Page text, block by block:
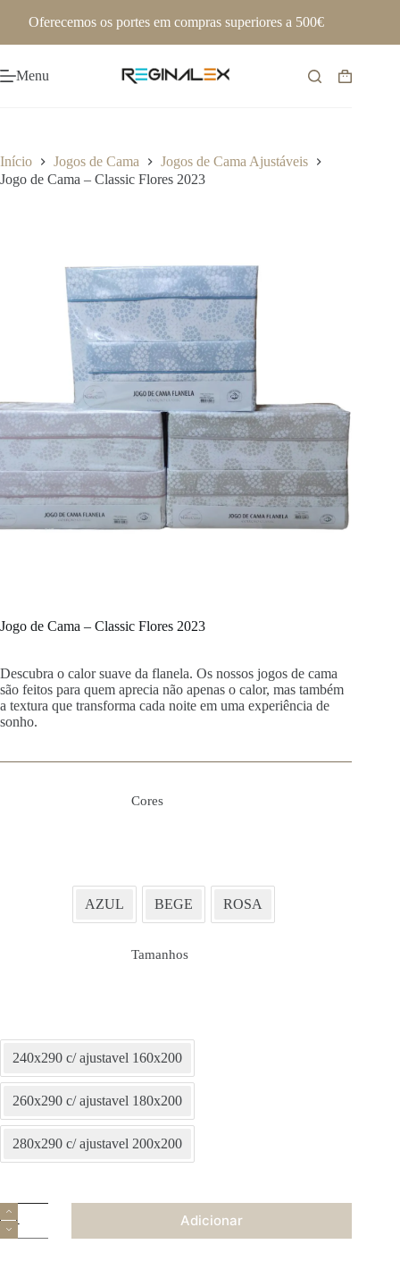
Oferecemos os portes em compras superiores a 500€
Menu
Carrinho
Início Jogos de Cama
Jogos de Cama Ajustáveis
Jogo de Cama – Classic Flores 2023
Jogo de Cama – Classic Flores 2023
Descubra o calor suave da flanela. Os nossos jogos de cama
são feitos para quem aprecia não apenas o calor, mas também
a textura que transforma cada noite em uma experiência de
sonho.
Cores
AZUL BEGE ROSA
Tamanhos
240x290 c/ ajustavel 160x200
260x290 c/ ajustavel 180x200
280x290 c/ ajustavel 200x200
Quantidade
de
Jogo
Adicionar